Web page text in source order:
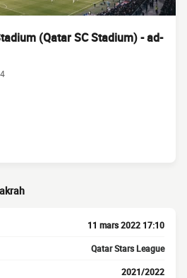
(Qatar SC Stadium) - ad-
11 mars 2022 17:10
Qatar Stars League
2021/2022